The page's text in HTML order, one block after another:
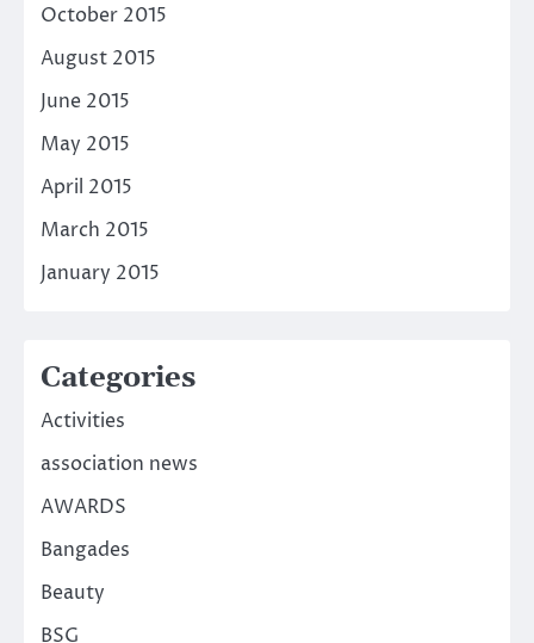
October 2015
August 2015
June 2015
May 2015
April 2015
March 2015
January 2015
Categories
Activities
association news
AWARDS
Bangades
Beauty
BSG